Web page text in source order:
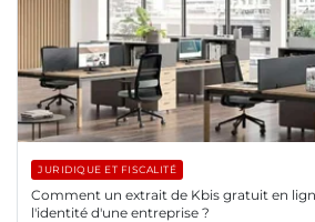
JURIDIQUE ET FISCALITÉ
Comment un extrait de Kbis gratuit en
l'identité d'une entreprise ?